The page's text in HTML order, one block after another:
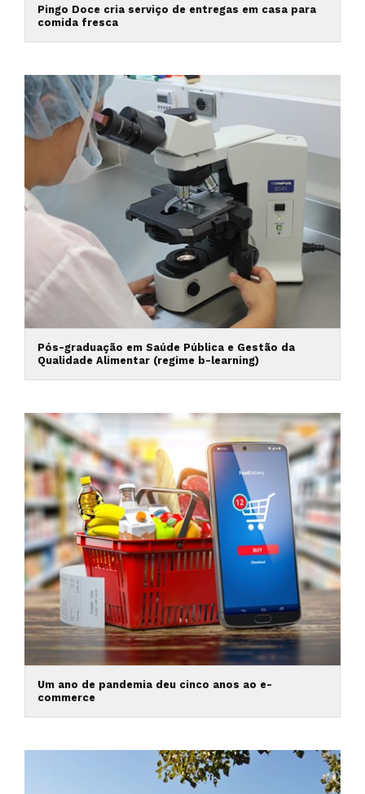
Pingo Doce cria serviço de entregas em casa para
comida fresca
Pós-graduação em Saúde Pública e Gestão da
Qualidade Alimentar (regime b-learning)
Um ano de pandemia deu cinco anos ao e-
commerce